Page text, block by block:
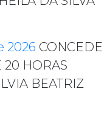
2026 CONCEDE
20 HORAS
BEATRIZ